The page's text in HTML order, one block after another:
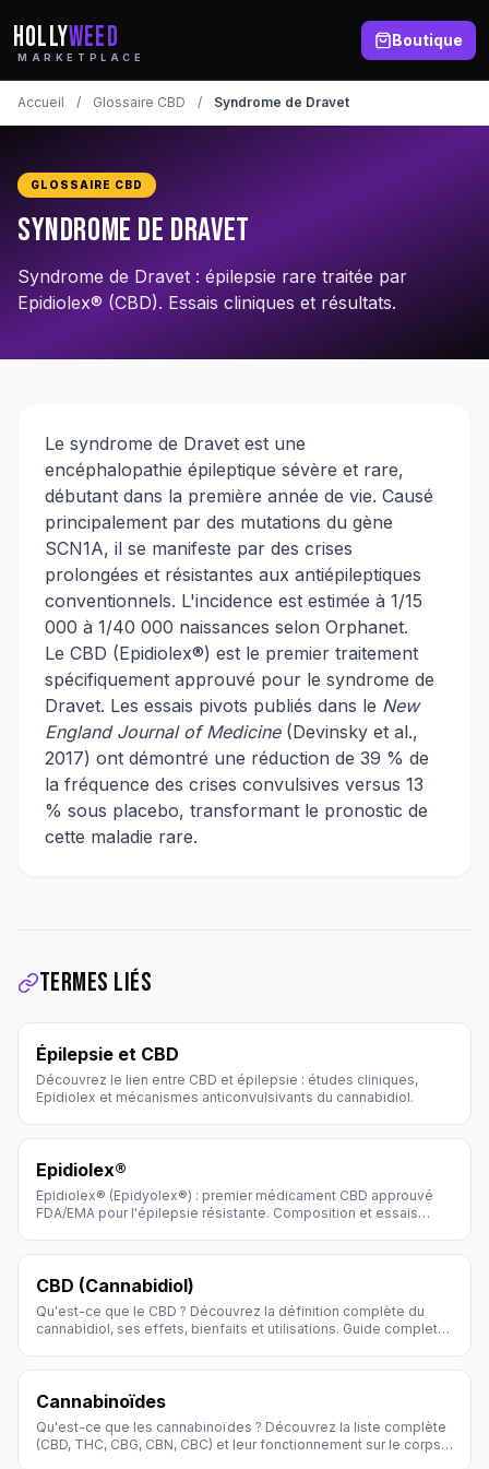
HOLLYWEED
MARKETPLACE
Boutique
Accueil / Glossaire CBD / Syndrome de Dravet
GLOSSAIRE CBD
Syndrome de Dravet
Syndrome de Dravet : épilepsie rare traitée par
Epidiolex® (CBD). Essais cliniques et résultats.
Le syndrome de Dravet est une
encéphalopathie épileptique sévère et rare,
débutant dans la première année de vie. Causé
principalement par des mutations du gène
SCN1A, il se manifeste par des crises
prolongées et résistantes aux antiépileptiques
conventionnels. L'incidence est estimée à 1/15
000 à 1/40 000 naissances selon Orphanet.
Le CBD (Epidiolex®) est le premier traitement
spécifiquement approuvé pour le syndrome de
Dravet. Les essais pivots publiés dans le New
England Journal of Medicine(Devinsky et al.,
2017) ont démontré une réduction de 39 % de
la fréquence des crises convulsives versus 13
% sous placebo, transformant le pronostic de
cette maladie rare.
Termes liés
Épilepsie et CBD
Découvrez le lien entre CBD et épilepsie : études cliniques,
Epidiolex et mécanismes anticonvulsivants du cannabidiol.
Epidiolex®
Epidiolex® (Epidyolex®) : premier médicament CBD approuvé
FDA/EMA pour l'épilepsie résistante. Composition et essais
CBD (Cannabidiol)
Qu'est-ce que le CBD ? Découvrez la définition complète du
cannabidiol, ses effets, bienfaits et utilisations. Guide complet
Cannabinoïdes
Qu'est-ce que les cannabinoïdes ? Découvrez la liste complète
(CBD, THC, CBG, CBN, CBC) et leur fonctionnement sur le corps